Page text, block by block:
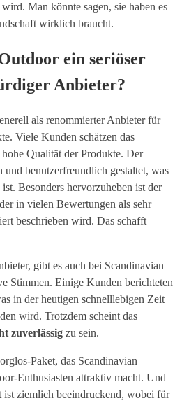
Man könnte sagen, sie haben es
wirklich braucht.
ein seriöser
Anbieter?
als renommierter Anbieter für
Viele Kunden schätzen das
Qualität der Produkte. Der
benutzerfreundlich gestaltet, was
Besonders hervorzuheben ist der
in vielen Bewertungen als sehr
beschrieben wird. Das schafft
gibt es auch bei Scandinavian
Stimmen. Einige Kunden berichteten
in der heutigen schnelllebigen Zeit
wird. Trotzdem scheint das
zuverlässig zu sein.
Paket, das Scandinavian
Enthusiasten attraktiv macht. Und
ist ziemlich beeindruckend, wobei für